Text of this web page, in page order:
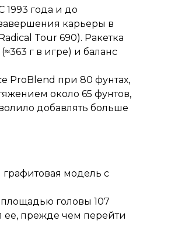
1993 года и до
карьеры в
Tour 690). Ракетка
г в игре) и баланс
ProBlend при 80 фунтах,
около 65 фунтов,
добавлять больше
графитовая модель с
площадью головы 107
ее, прежде чем перейти